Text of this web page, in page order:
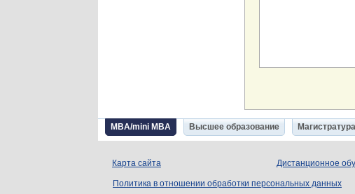
MBA/mini MBA Высшее образование Магистратура
Карта сайта Дистанционное
Политика в отношении обработки персональных данных